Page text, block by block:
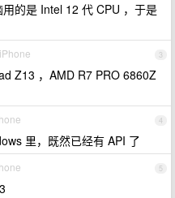
的是 Intel 12 代 CPU ，于是
3
Z13 ，AMD R7 PRO 6860Z
4
里，既然已经有 API 了
5